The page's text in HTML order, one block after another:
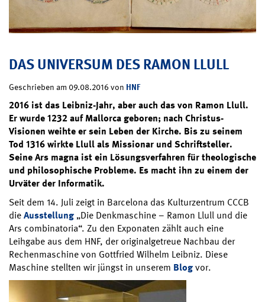
DAS UNIVERSUM DES RAMON LLULL
Geschrieben am 09.08.2016 von HNF
2016 ist das Leibniz-Jahr, aber auch das von Ramon Llull.
Er wurde 1232 auf Mallorca geboren; nach Christus-
Visionen weihte er sein Leben der Kirche. Bis zu seinem
Tod 1316 wirkte Llull als Missionar und Schriftsteller.
Seine Ars magna ist ein Lösungsverfahren für theologische
und philosophische Probleme. Es macht ihn zu einem der
Urväter der Informatik.
Seit dem 14. Juli zeigt in Barcelona das Kulturzentrum CCCB
dieAusstellung„Die Denkmaschine – Ramon Llull und die
Ars combinatoria“. Zu den Exponaten zählt auch eine
Leihgabe aus dem HNF, der originalgetreue Nachbau der
Rechenmaschine von Gottfried Wilhelm Leibniz. Diese
Maschine stellten wir jüngst in unserem Blogvor.